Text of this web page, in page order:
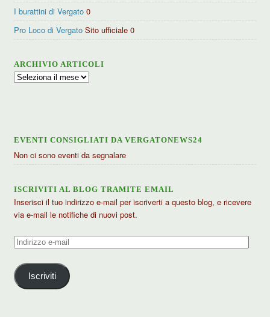
I burattini di Vergato 0
Pro Loco di Vergato Sito ufficiale 0
ARCHIVIO ARTICOLI
Archivio
EVENTI CONSIGLIATI DA VERGATONEWS24
Non ci sono eventi da segnalare
ISCRIVITI AL BLOG TRAMITE EMAIL
Inserisci il tuo indirizzo e-mail per iscriverti a questo blog, e ricevere
via e-mail le notifiche di nuovi post.
Indirizzo
mail
Iscriviti